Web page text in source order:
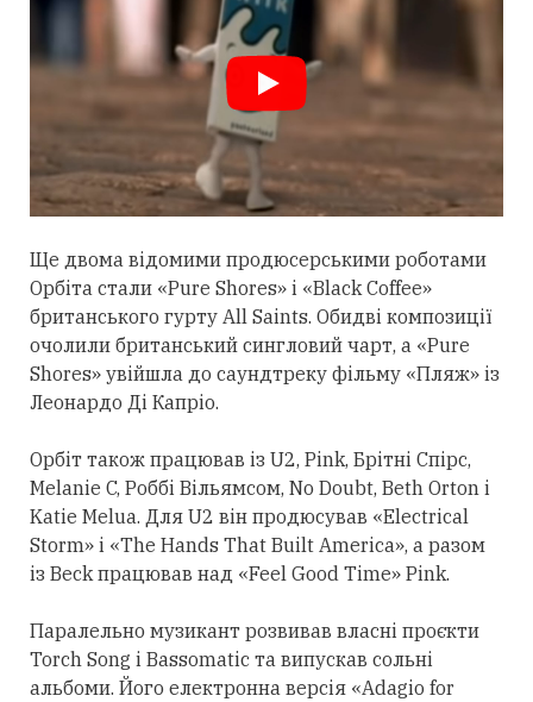
Ще двома відомими продюсерськими роботами
Орбіта стали «Pure Shores» і «Black Coffee»
британського гурту All Saints. Обидві композиції
очолили британський сингловий чарт, а «Pure
Shores» увійшла до саундтреку фільму «Пляж» із
Леонардо Ді Капріо.
Орбіт також працював із U2, Pink, Брітні Спірс,
Melanie C, Роббі Вільямсом, No Doubt, Beth Orton і
Katie Melua. Для U2 він продюсував «Electrical
Storm» і «The Hands That Built America», а разом
із Beck працював над «Feel Good Time» Pink.
Паралельно музикант розвивав власні проєкти
Torch Song і Bassomatic та випускав сольні
альбоми. Його електронна версія «Adagio for